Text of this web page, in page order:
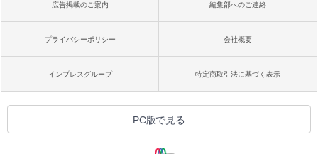
広告掲載のご案内 編集部へのご連絡
プライバシーポリシー 会社概要
インプレスグループ 特定商取引法に基づく表示
PC版で見る